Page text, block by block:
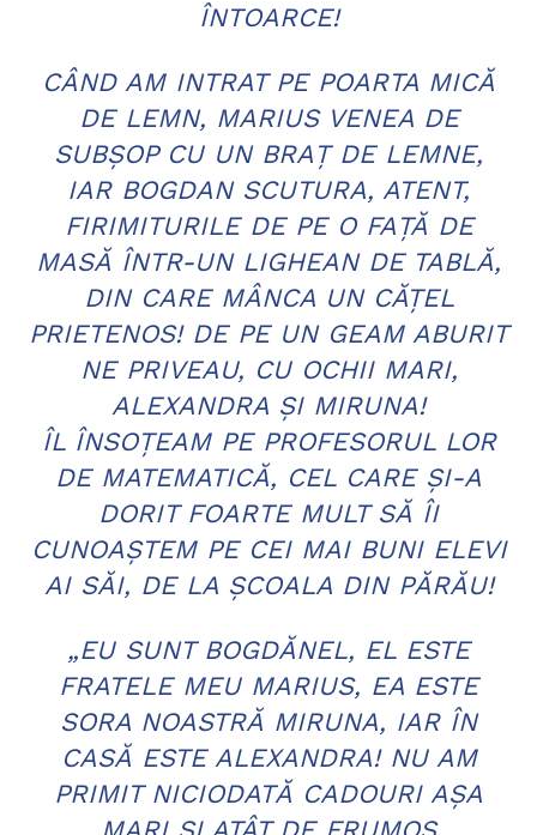
ÎNTOARCE!
CÂND AM INTRAT PE POARTA MICĂ
DE LEMN, MARIUS VENEA DE
SUBŞOP CU UN BRAŢ DE LEMNE,
IAR BOGDAN SCUTURA, ATENT,
FIRIMITURILE DE PE O FAŢĂ DE
MASĂ ÎNTR-UN LIGHEAN DE TABLĂ,
DIN CARE MÂNCA UN CĂŢEL
PRIETENOS! DE PE UN GEAM ABURIT
NE PRIVEAU, CU OCHII MARI,
ALEXANDRA ŞI MIRUNA!
ÎL ÎNSOŢEAM PE PROFESORUL LOR
DE MATEMATICĂ, CEL CARE ŞI-A
DORIT FOARTE MULT SĂ ÎI
CUNOAŞTEM PE CEI MAI BUNI ELEVI
AI SĂI, DE LA ŞCOALA DIN PĂRĂU!
„EU SUNT BOGDĂNEL, EL ESTE
FRATELE MEU MARIUS, EA ESTE
SORA NOASTRĂ MIRUNA, IAR ÎN
CASĂ ESTE ALEXANDRA! NU AM
PRIMIT NICIODATĂ CADOURI AŞA